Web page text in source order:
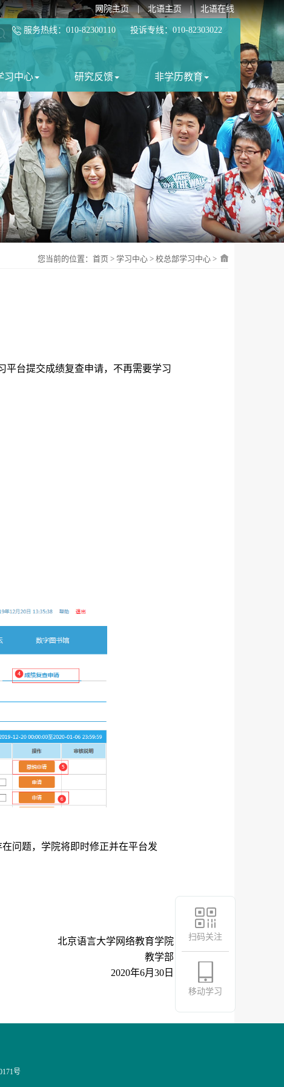
网院主页|北语主页|北语在线
服务热线：010-82300110 投诉专线：010-82303022
习中心 研究反馈 非学历教育
扫码关注
移动学习
您当前的位置： 首页 > 学习中心 > 校总部学习中心 >
平台提交成绩复查申请，不再需要学习
问题，学院将即时修正并在平台发
北京语言大学网络教育学院
教学部
2020年6月 30 日
号